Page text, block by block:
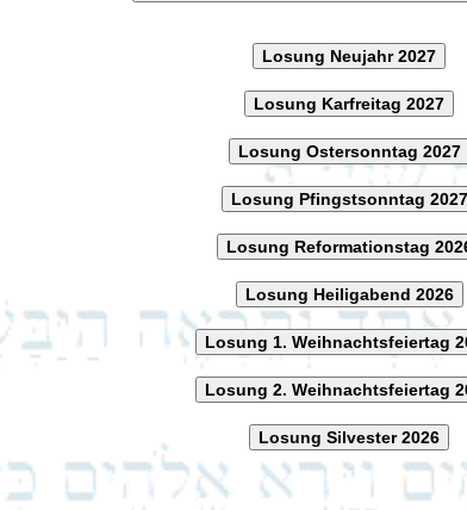
Losung Neujahr 2027
Losung Karfreitag 2027
Losung Ostersonntag 2027
Losung Pfingstsonntag 2027
Losung Reformationstag
Losung Heiligabend 2026
Losung 1. Weihnachtsfeiertag
Losung 2. Weihnachtsfeiertag
Losung Silvester 2026